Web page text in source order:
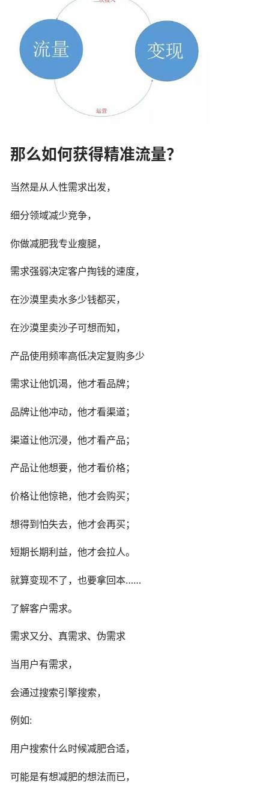
那么如何获得精准流量？
当然是从人性需求出发，
细分领域减少竞争，
你做减肥我专业瘦腿，
需求强弱决定客户掏钱的速度，
在沙漠里卖水多少钱都买，
在沙漠里卖沙子可想而知，
产品使用频率高低决定复购多少
需求让他饥渴，他才看品牌；
品牌让他冲动，他才看渠道；
渠道让他沉浸，他才看产品；
产品让他想要，他才看价格；
价格让他惊艳，他才会购买；
想得到怕失去，他才会再买；
短期长期利益，他才会拉人。
就算变现不了，也要拿回本……
了解客户需求。
需求又分、真需求、伪需求
当用户有需求，
会通过搜索引擎搜索，
例如:
用户搜索什么时候减肥合适，
可能是有想减肥的想法而已，